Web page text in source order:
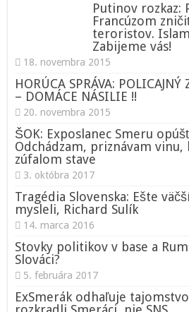
Putinov rozkaz:
Francúzom
teroristov.
Zabijeme vás!
18. novembra 2015
HORÚCA SPRÁVA:
– DOMÁCE NÁSILIE !!
20. novembra 2015
ŠOK: Exposlanec Smeru
Odchádzam, priznávam vinu,
zúfalom stave
3. októbra 2017
Tragédia Slovenska: Ešte
mysleli, Richard Sulík
14. marca 2016
Stovky politikov v base a
Slováci?
5. februára 2017
ExSmerák odhaľuje